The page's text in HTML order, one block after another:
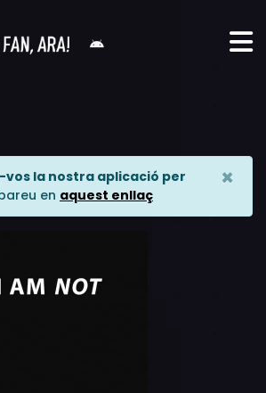
la nostra aplicació per
en aquest enllaç
×